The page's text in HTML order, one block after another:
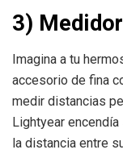
3)
Imagina a tu
accesorio de fina
medir distancias
Lightyear
la distancia entre